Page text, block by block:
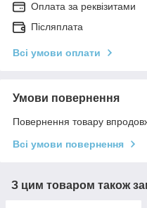
Оплата за реквізитами
Післяплата
Всі умови оплати
Умови повернення
Повернення товару
Всі умови повернення
З цим товаром також